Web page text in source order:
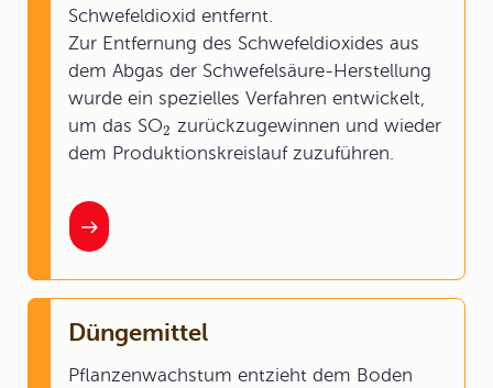
Schwefeldioxid entfernt.
Zur Entfernung des Schwefeldioxides aus
dem Abgas der Schwefelsäure-Herstellung
wurde ein spezielles Verfahren entwickelt,
um das SO2 zurückzugewinnen und wieder
dem Produktionskreislauf zuzuführen.
Düngemittel
Pflanzenwachstum entzieht dem Boden